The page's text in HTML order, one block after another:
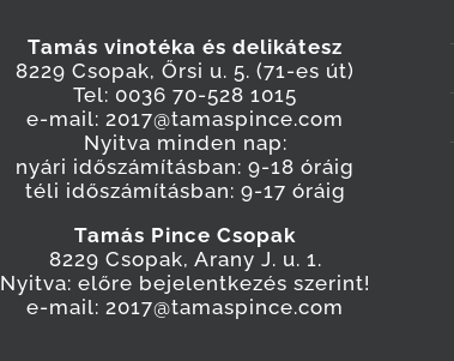
Tamás vinotéka és delikátesz
8229 Csopak, Őrsi u. 5. (71-es út)
Tel: 0036 70-528 1015
e-mail: 2017@tamaspince.com
Nyitva minden nap:
nyári időszámításban: 9-18 óráig
téli időszámításban: 9-17 óráig
Tamás Pince Csopak
8229 Csopak, Arany J. u. 1.
Nyitva: előre bejelentkezés szerint!
e-mail: 2017@tamaspince.com